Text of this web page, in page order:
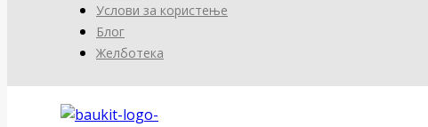
Услови за користење
Блог
Желботека